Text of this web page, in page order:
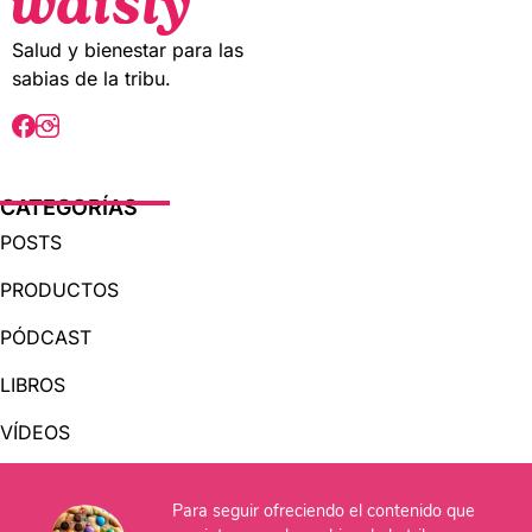
5
Salud y bienestar para las
sabias de la tribu.
CATEGORÍAS
POSTS
PRODUCTOS
PÓDCAST
LIBROS
VÍDEOS
Para seguir ofreciendo el contenido que